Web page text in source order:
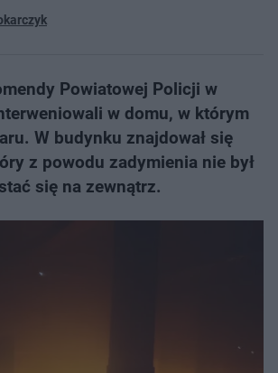
Powiatowej Policji w
w domu, w którym
W budynku znajdował się
z powodu zadymienia nie był
się na zewnątrz.